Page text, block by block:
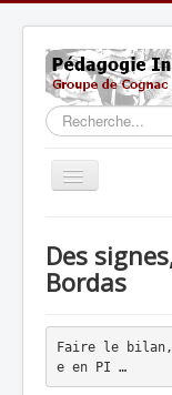
Rechercher
Basculer
la
Actualités
Pratiques
Formation
Des
Bordas
Faire le bilan,
e en PI …